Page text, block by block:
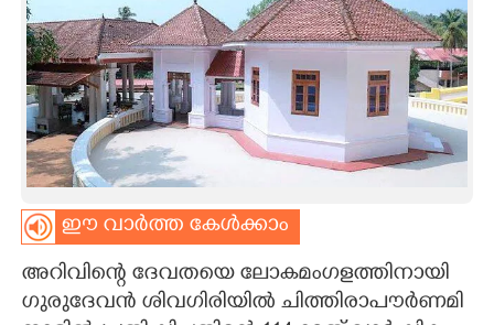
SPIRITUAL
INFO+
ART
ASTRO
CARTOONS
ഈ വാർത്ത കേൾക്കാം
അറിവിന്റെ ദേവതയെ ലോകമംഗളത്തിനായി
ഗുരുദേവൻ ശിവഗിരിയിൽ ചിത്തിരാപൗർണമി